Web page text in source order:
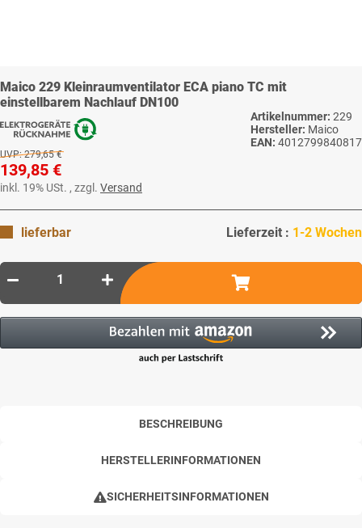
Maico 229 Kleinraumventilator ECA piano TC mit
einstellbarem Nachlauf DN100
Artikelnummer: 229
Hersteller: Maico
EAN: 4012799840817
UVP: 279,65 €
139,85 €
inkl. 19% USt. , zzgl. Versand
lieferbar Lieferzeit : 1-2 Wochen
BESCHREIBUNG
HERSTELLERINFORMATIONEN
SICHERHEITSINFORMATIONEN